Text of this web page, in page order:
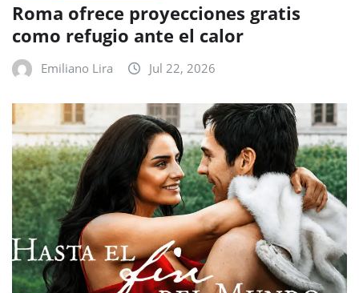
Roma ofrece proyecciones gratis
como refugio ante el calor
Emiliano Lira Jul 22, 2026